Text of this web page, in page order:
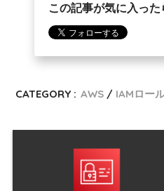
この記事が気に入った
CATEGORY : AWS IAMロー